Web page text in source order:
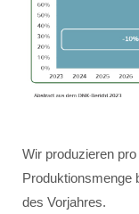
Wir produzieren
Produktionsmenge
des Vorjahres.